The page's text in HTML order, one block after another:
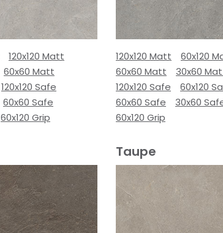
120x120 Matt
60x60 Matt
120x120 Safe
60x60 Safe
60x120 Grip
120x120 Matt
60x120
60x60 Matt
30x60
120x120 Safe
60x120
60x60 Safe
30x60
60x120 Grip
Taupe